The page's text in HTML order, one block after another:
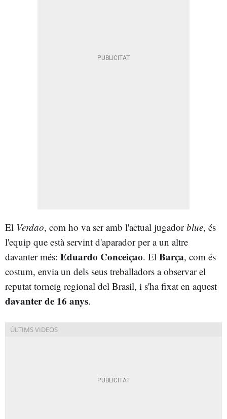
El Verdao, com ho va ser amb l'actual jugadorblue, és
l'equip que està servint d'aparador per a un altre
davanter més: Eduardo Conceiçao. El Barça, com és
costum, envia un dels seus treballadors a observar el
reputat torneig regional del Brasil, i s'ha fixat en aquest
davanter de 16 anys.